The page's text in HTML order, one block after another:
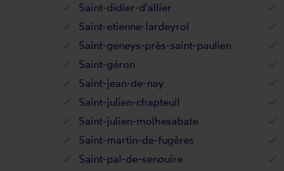
Saint-didier-d'allier
Saint-etienne-lardeyrol
Saint-geneys-près-saint-paulien
Saint-géron
Saint-jean-de-nay
Saint-julien-chapteuil
Saint-julien-molhesabate
Saint-martin-de-fugères
Saint-pal-de-senouire